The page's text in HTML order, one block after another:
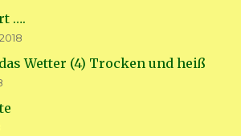
….
Wetter (4) Trocken und heiß